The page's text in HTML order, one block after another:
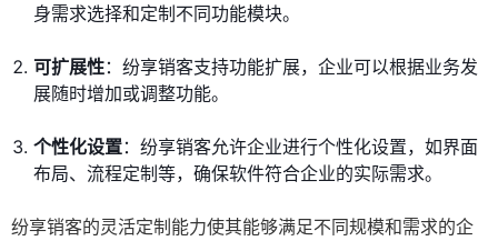
身需求选择和定制不同功能模块。
可扩展性：纷享销客支持功能扩展，企业可以根据业务发
展随时增加或调整功能。
个性化设置：纷享销客允许企业进行个性化设置，如界面
布局、流程定制等，确保软件符合企业的实际需求。
纷享销客的灵活定制能力使其能够满足不同规模和需求的企